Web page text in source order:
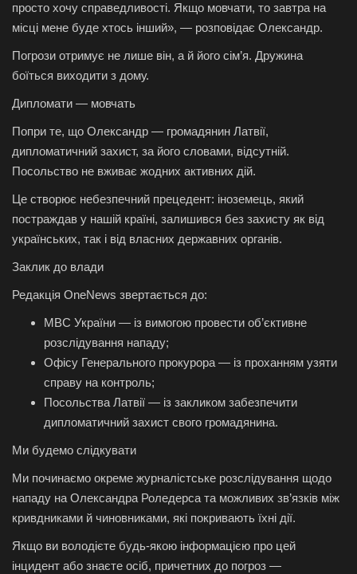
просто хочу справедливості. Якщо мовчати, то завтра на
місці мене буде хтось інший», — розповідає Олександр.
Погрози отримує не лише він, а й його сім’я. Дружина
боїться виходити з дому.
Дипломати — мовчать
Попри те, що Олександр — громадянин Латвії,
дипломатичний захист, за його словами, відсутній.
Посольство не вживає жодних активних дій.
Це створює небезпечний прецедент: іноземець, який
постраждав у нашій країні, залишився без захисту як від
українських, так і від власних державних органів.
Заклик до влади
Редакція OneNews звертається до:
МВС України — із вимогою провести об’єктивне
розслідування нападу;
Офісу Генерального прокурора — із проханням узяти
справу на контроль;
Посольства Латвії — із закликом забезпечити
дипломатичний захист свого громадянина.
Ми будемо слідкувати
Ми починаємо окреме журналістське розслідування щодо
нападу на Олександра Роледерса та можливих зв’язків між
кривдниками й чиновниками, які покривають їхні дії.
Якщо ви володієте будь-якою інформацією про цей
інцидент або знаєте осіб, причетних до погроз —